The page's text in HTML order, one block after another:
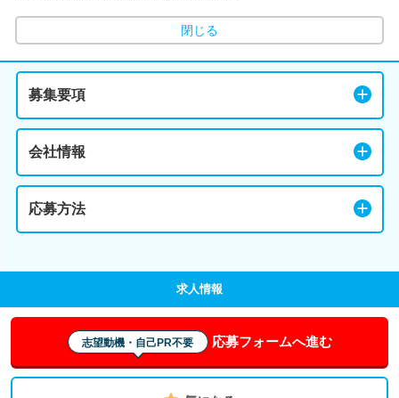
閉じる
募集要項
会社情報
応募方法
求人情報
志望動機・自己PR不要 応募フォームへ進む